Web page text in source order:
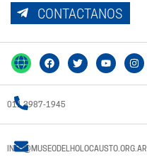
CONTACTANOS
011 3987-1945
INFO@MUSEODELHOLOCAUSTO.ORG.AR